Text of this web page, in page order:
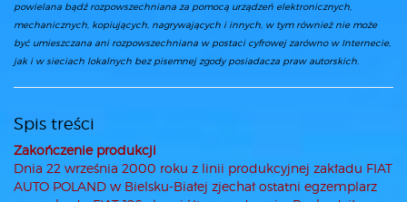
powielana bądź rozpowszechniana za pomocą urządzeń elektronicznych,
mechanicznych, kopiujących, nagrywających i innych, w tym również nie może
być umieszczana ani rozpowszechniana w postaci cyfrowej zarówno w Internecie,
jak i w sieciach lokalnych bez pisemnej zgody posiadacza praw autorskich.
Spis treści
Zakończenie produkcji
Dnia 22 września 2000 roku z linii produkcyjnej zakładu FIAT
AUTO POLAND w Bielsku-Białej zjechał ostatni egzemplarz